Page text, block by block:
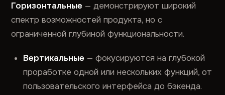
Горизонтальные — демонстрируют широкий
спектр возможностей продукта, но с
ограниченной глубиной функциональности.
Вертикальные — фокусируются на глубокой
проработке одной или нескольких функций, от
пользовательского интерфейса до бэкенда.